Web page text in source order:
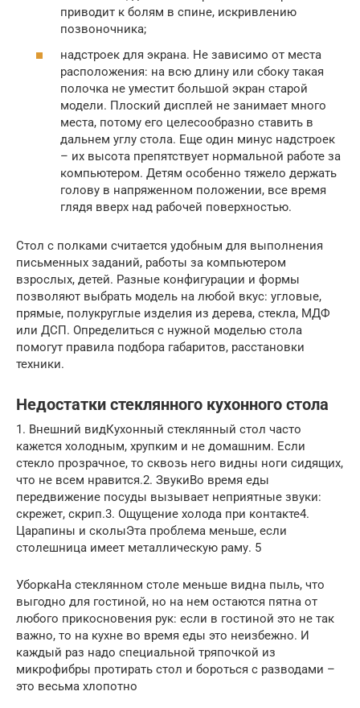
приводит к болям в спине, искривлению
позвоночника;
надстроек для экрана. Не зависимо от места
расположения: на всю длину или сбоку такая
полочка не уместит большой экран старой
модели. Плоский дисплей не занимает много
места, потому его целесообразно ставить в
дальнем углу стола. Еще один минус надстроек
– их высота препятствует нормальной работе за
компьютером. Детям особенно тяжело держать
голову в напряженном положении, все время
глядя вверх над рабочей поверхностью.
Стол с полками считается удобным для выполнения
письменных заданий, работы за компьютером
взрослых, детей. Разные конфигурации и формы
позволяют выбрать модель на любой вкус: угловые,
прямые, полукруглые изделия из дерева, стекла, МДФ
или ДСП. Определиться с нужной моделью стола
помогут правила подбора габаритов, расстановки
техники.
Недостатки стеклянного кухонного стола
1. Внешний видКухонный стеклянный стол часто
кажется холодным, хрупким и не домашним. Если
стекло прозрачное, то сквозь него видны ноги сидящих,
что не всем нравится.2. ЗвукиВо время еды
передвижение посуды вызывает неприятные звуки:
скрежет, скрип.3. Ощущение холода при контакте4.
Царапины и сколыЭта проблема меньше, если
столешница имеет металлическую раму. 5
УборкаНа стеклянном столе меньше видна пыль, что
выгодно для гостиной, но на нем остаются пятна от
любого прикосновения рук: если в гостиной это не так
важно, то на кухне во время еды это неизбежно. И
каждый раз надо специальной тряпочкой из
микрофибры протирать стол и бороться с разводами –
это весьма хлопотно